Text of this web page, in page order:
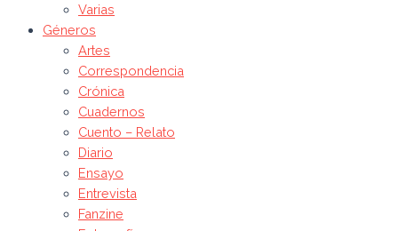
Varias
Géneros
Artes
Correspondencia
Crónica
Cuadernos
Cuento – Relato
Diario
Ensayo
Entrevista
Fanzine